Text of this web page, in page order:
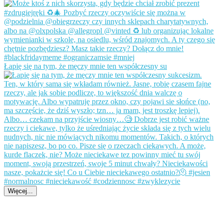
Łapię się na tym, że męczy mnie ten współczesny su
Więcej...